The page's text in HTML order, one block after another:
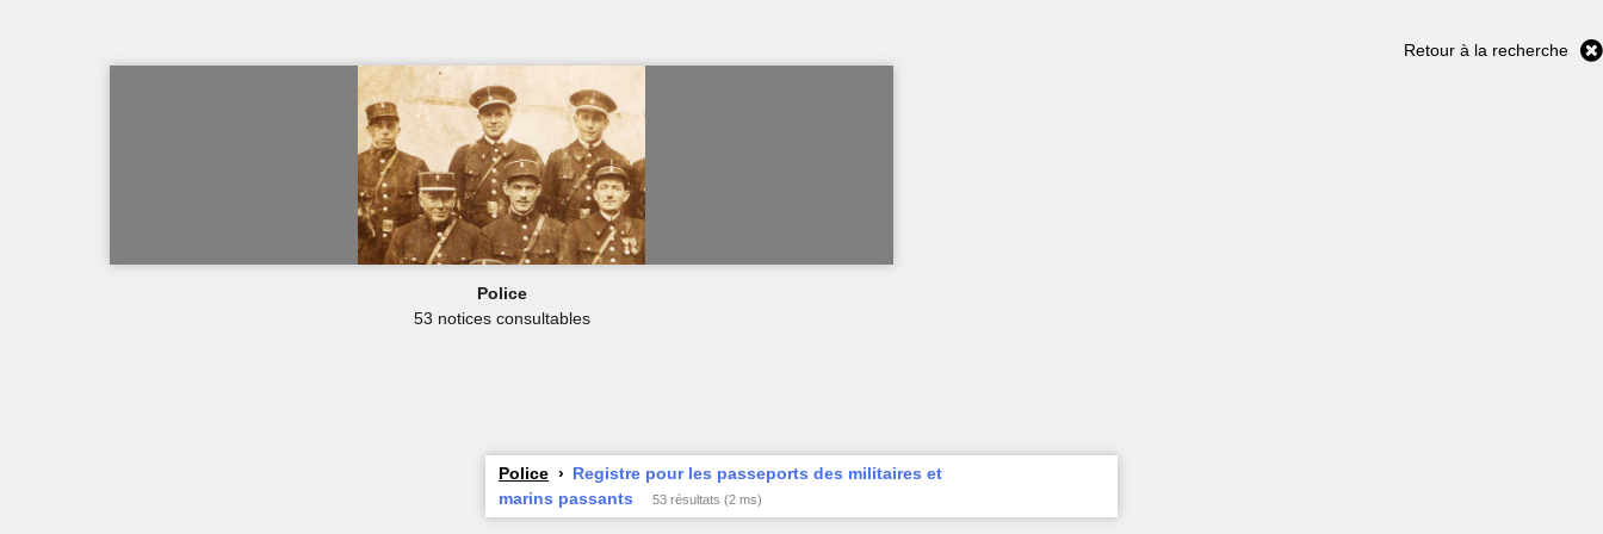
Retour à la recherche
Police
53 notices consultables
Police
Registre pour les passeports des militaires et
marins passants
53 résultats (2 ms)